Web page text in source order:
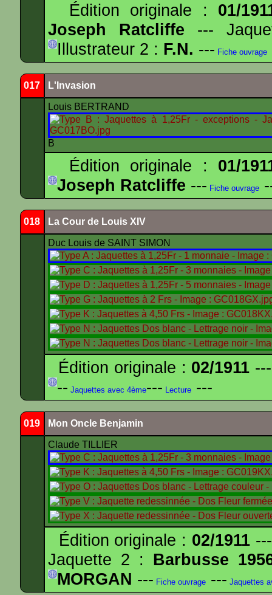
Édition originale : 01/
Joseph Ratcliffe ---
Illustrateur 2 : F.N. --- Fiche ouvrage
017 L'Invasion
Louis BERTRAND
B
Édition originale : 01/
Joseph Ratcliffe --- Fiche ouvrage
018 La Cour de Louis XIV
Duc Louis de SAINT SIMON
Édition originale : 02/1911
-- Jaquettes avec 4ème--- Lecture ---
019 Mon Oncle Benjamin
Claude TILLIER
Édition originale : 02/1911
Jaquette 2 : Barbusse
MORGAN --- Fiche ouvrage --- Jaquettes